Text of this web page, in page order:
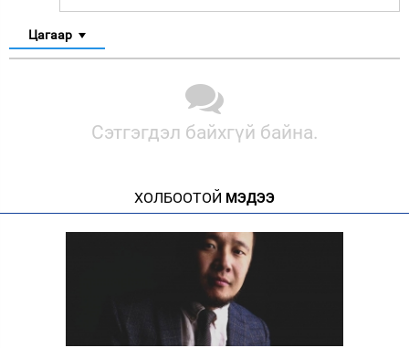
Цагаар
Сэтгэгдэл байхгүй байна.
ХОЛБООТОЙ МЭДЭЭ